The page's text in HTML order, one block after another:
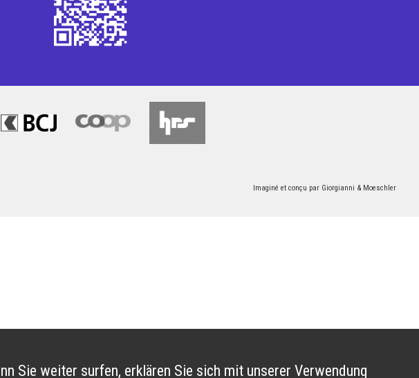
Imaginé et conçu par Giorgianni & Moeschler
Sie weiter surfen, erklären Sie sich mit unserer Verwendung